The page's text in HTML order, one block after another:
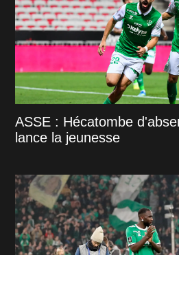
ASSE : Hécatombe
lance la jeunesse